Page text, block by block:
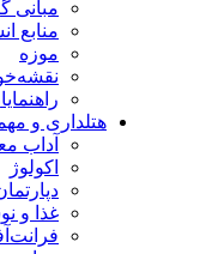
مبانی
منابع
موزه
هتلداری و
آداب
اکولوژ
غذا و